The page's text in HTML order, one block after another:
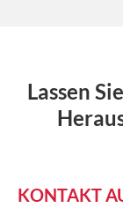
Lassen
KONTAKT